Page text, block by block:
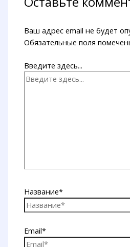
Ваш адрес email не будет
Обязательные поля
Введите здесь...
Название*
Email*